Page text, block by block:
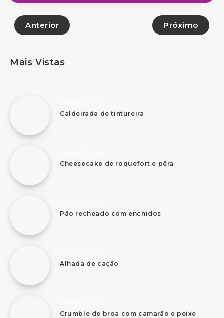
Anterior Próximo
Mais Vistas
Caldeirada de tintureira
Cheesecake de roquefort e pêra
Pão recheado com enchidos
Alhada de cação
Crumble de broa com camarão e peixe